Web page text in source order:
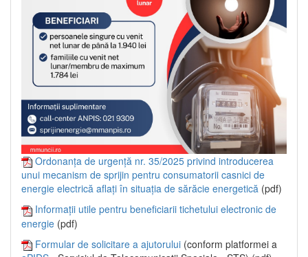
Ordonanța de urgență nr. 35/2025 privind introducerea
unui mecanism de sprijin pentru consumatorii casnici de
energie electrică aflați în situația de sărăcie energetică (pdf)
Informații utile pentru beneficiarii tichetului electronic de
energie (pdf)
Formular de solicitare a ajutorului (conform platformei a